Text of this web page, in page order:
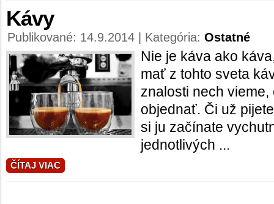
Kávy
Publikované: 14.9.2014 | Kategória: Ostatné
Nie je káva ako
mať z tohto sveta
znalosti nech
objednať. Či už
si ju začínate
jednotlivých ...
ČÍTAJ VIAC